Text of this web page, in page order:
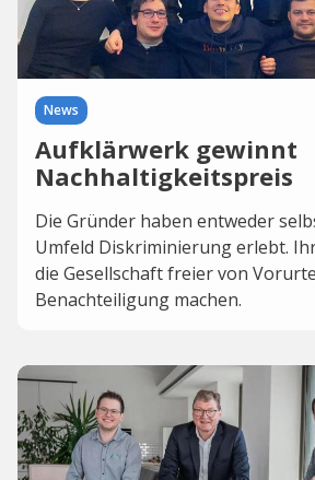
News
Aufklärwerk gewinnt
Nachhaltigkeitspreis
Die Gründer haben entweder
Umfeld Diskriminierung erlebt.
die Gesellschaft freier von
Benachteiligung machen.